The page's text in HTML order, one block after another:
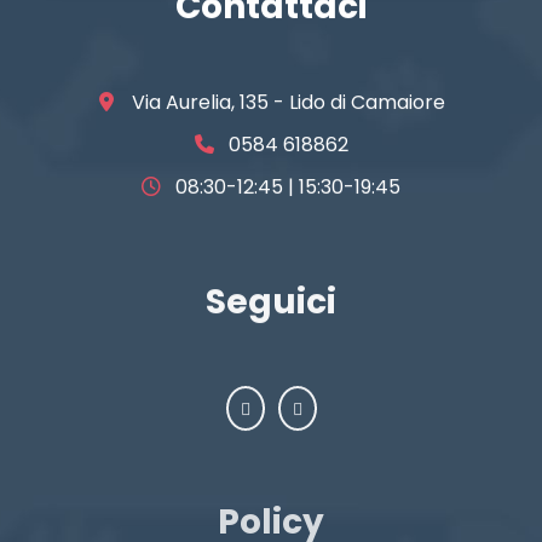
Via Aurelia, 135 - Lido di Camaiore
0584 618862
08:30-12:45 | 15:30-19:45
Seguici
Policy